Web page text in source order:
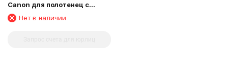
Canon для полотенец с
держателем
Нет в наличии